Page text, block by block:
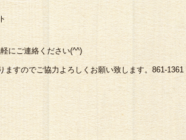
にご連絡ください(^^)
ますのでご協力よろしくお願い致します。861-